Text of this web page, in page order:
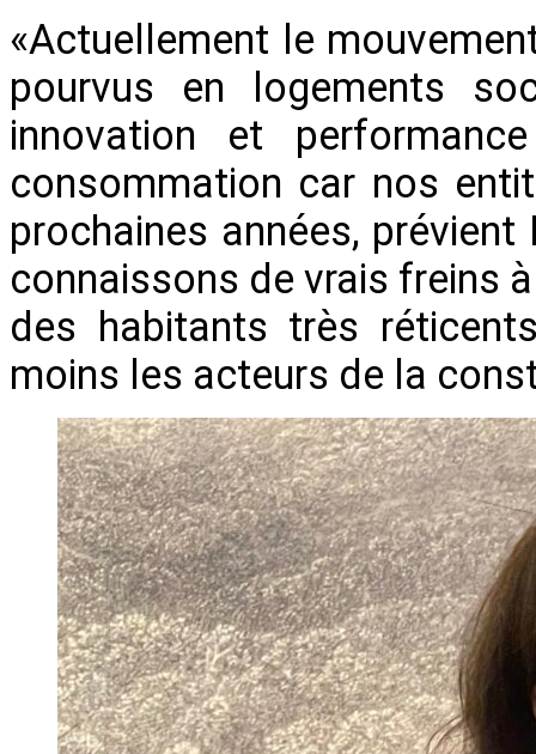
«Actuellement le
pourvus en logements
innovation et
consommation car nos
prochaines années,
connaissons de vrais freins
des habitants très
moins les acteurs de la